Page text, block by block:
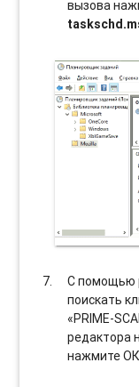
вызова
С помощью
поискать
«PRIME-
редактора
нажмите